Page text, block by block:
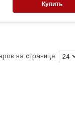
Купить